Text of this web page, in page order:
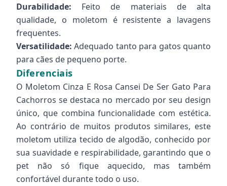
Durabilidade: Feito de materiais de alta
qualidade, o moletom é resistente a lavagens
frequentes.
Versatilidade: Adequado tanto para gatos quanto
para cães de pequeno porte.
Diferenciais
O Moletom Cinza E Rosa Cansei De Ser Gato Para
Cachorros se destaca no mercado por seu design
único, que combina funcionalidade com estética.
Ao contrário de muitos produtos similares, este
moletom utiliza tecido de algodão, conhecido por
sua suavidade e respirabilidade, garantindo que o
pet não só fique aquecido, mas também
confortável durante todo o uso.